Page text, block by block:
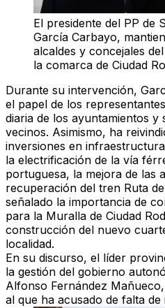
El presidente del PP de
García Carbayo,
alcaldes y concejales
la comarca de Ciudad
Durante su intervención,
el papel de los
diaria de los ayuntamientos
vecinos. Asimismo, ha
inversiones en
la electrificación de la vía
portuguesa, la mejora de las
recuperación del tren Ruta
señalado la importancia de
para la Muralla de Ciudad
construcción del nuevo
localidad.
En su discurso, el líder
la gestión del gobierno
Alfonso Fernández
al que ha acusado de falta